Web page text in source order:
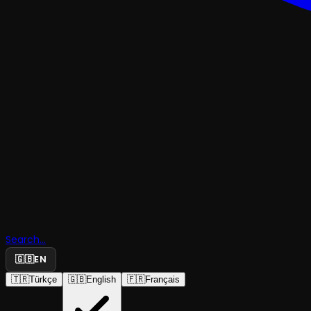
Search...
🇬🇧EN
🇹🇷Türkçe 🇬🇧English 🇫🇷Français
İki Kişilik